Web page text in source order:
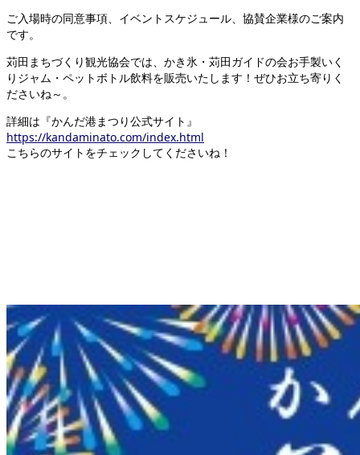
ご入場時の同意事項、イベントスケジュール、協賛企業様のご案内
です。
苅田まちづくり観光協会では、かき氷・苅田ガイドの会お手製いく
りジャム・ペットボトル飲料を販売いたします！ぜひお立ち寄りく
ださいね～。
詳細は『かんだ港まつり公式サイト』
https://kandaminato.com/index.html
こちらのサイトをチェックしてくださいね！